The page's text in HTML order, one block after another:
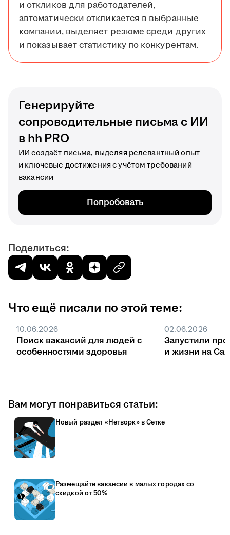
и откликов для работодателей,
автоматически откликается в выбранные
компании, выделяет резюме среди других
и показывает статистику по конкурентам.
Генерируйте
сопроводительные письма с ИИ
в hh PRO
ИИ создаёт письма, выделяя релевантный опыт
и ключевые достижения с учётом требований
вакансии
Попробовать
Поделиться:
Что ещё писали по этой теме:
10.06.2026
Поиск вакансий для людей с
особенностями здоровья
02.06.2026
Запустили
и жизни на
Вам могут понравиться статьи:
Новый раздел «Нетворк» в Сетке
Размещайте вакансии в малых городах со
скидкой от 50%